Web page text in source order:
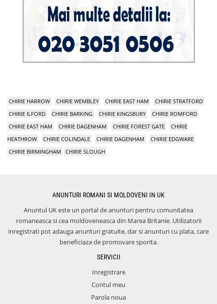
CHIRIE HARROW CHIRIE WEMBLEY CHIRIE EAST HAM
CHIRIE STRATFORD
CHIRIE ILFORD
CHIRIE BARKING CHIRIE KINGSBURY
CHIRIE ROMFORD
CHIRIE EAST HAM
CHIRIE DAGENHAM CHIRIE FOREST GATE
CHIRIE
HEATHROW
CHIRIE COLINDALE CHIRIE DAGENHAM
CHIRIE EDGWARE
CHIRIE BIRMINGHAM
CHIRIE SLOUGH
ANUNTURI ROMANI SI MOLDOVENI IN UK
Anuntul UK este un portal de anunturi pentru comunitatea
romaneasca si cea moldoveneasca din Marea Britanie. Utilizatorii
inregistrati pot adauga anunturi gratuite, dar si anunturi cu plata, care
beneficiaza de promovare sporita.
SERVICII
Inregistrare
Contul meu
Parola noua